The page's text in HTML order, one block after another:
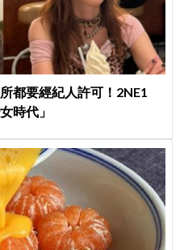
都要經紀人許可！2NE1
時代」